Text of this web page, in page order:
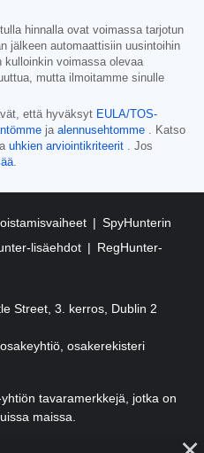
hinnalla ovat voimassa tarjotun
jälkeen automaattisiin uusintoihin
kulloinkin voimassa olevaa
mutta ilmoitamme sinulle
että hyväksyt EULA/TOS-
ja alennusehtomme . Katso
uhkien arviointikriteerit . Jos
.
SpyHunterin
lisäehdot
RegHunter-
Street, 3. kerros, Dublin 2
osakerekisteri
tavaramerkkejä, jotka on
maissa.